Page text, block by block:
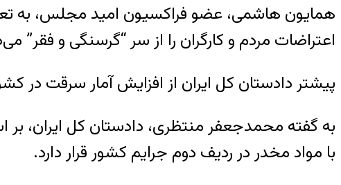
همایون هاشمی، عضو فراکسیون امید مجلس، به
اعتراضات مردم و کارگران را از سر “گرسنگی و فقر”
پیشتر دادستان کل ایران از افزایش آمار سرقت در
با مواد مخدر در ردیف دوم جرایم کشور قرار دارد.